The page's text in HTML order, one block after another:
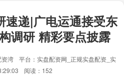
速递|广电运通接受东
调研 精彩要点披露
资湾
平台：实盘配资网_正规实盘配资_实
阅读：152